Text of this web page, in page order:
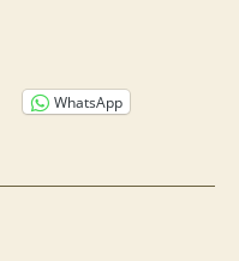
WhatsApp